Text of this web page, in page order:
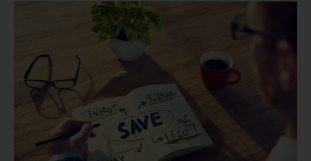
Wenig
Energie,
große
Wirkung!